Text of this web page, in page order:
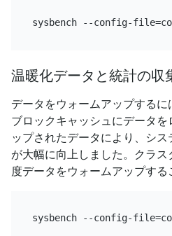
温暖化データと統計の収
データをウォームアップする
ブロックキャッシュにデータ
ップされたデータにより、シ
が大幅に向上しました。クラ
度データをウォームアップする